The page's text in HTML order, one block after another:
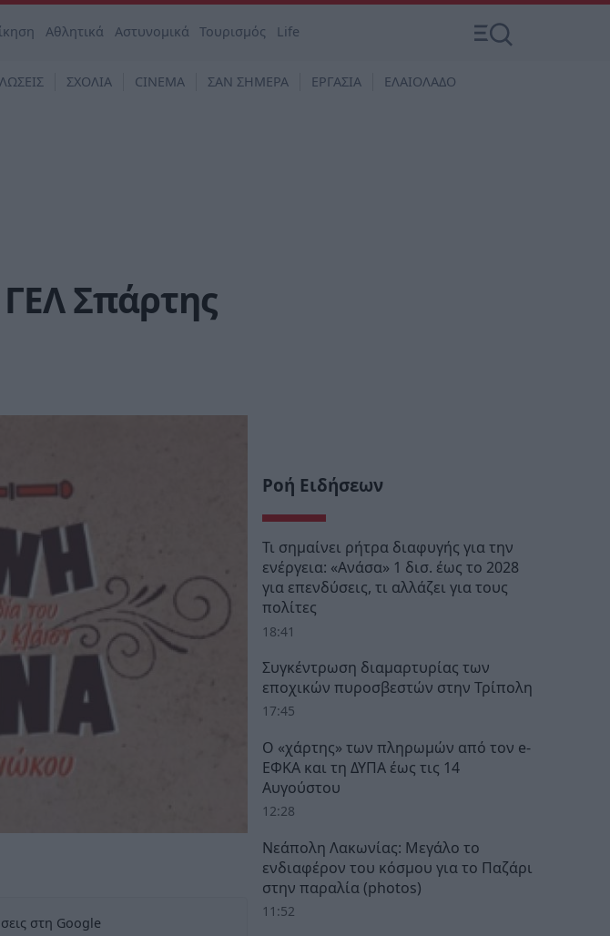
Αθλητικά Αστυνομικά Τουρισμός Life
ΣΧΟΛΙΑ CINEMA ΣΑΝ ΣΗΜΕΡΑ ΕΡΓΑΣΙΑ ΕΛΑΙΟΛΑΔΟ
Σπάρτης
στη Google
Ροή Ειδήσεων
Τι σημαίνει ρήτρα διαφυγής για την
ενέργεια: «Ανάσα» 1 δισ. έως το 2028
για επενδύσεις, τι αλλάζει για τους
πολίτες
18:41
Συγκέντρωση διαμαρτυρίας των
εποχικών πυροσβεστών στην Τρίπολη
17:45
Ο «χάρτης» των πληρωμών από τον e-
ΕΦΚΑ και τη ΔΥΠΑ έως τις 14
Αυγούστου
12:28
Νεάπολη Λακωνίας: Μεγάλο το
ενδιαφέρον του κόσμου για το Παζάρι
στην παραλία (photos)
11:52